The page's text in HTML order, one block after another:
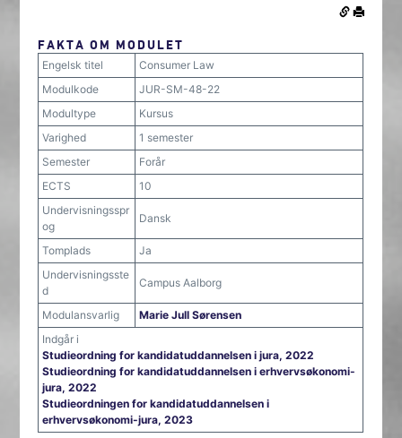
FAKTA OM MODULET
Engelsk titel
Consumer Law
Modulkode
JUR-SM-48-22
Modultype
Kursus
Varighed
1 semester
Semester
Forår
ECTS
10
Undervisningsspr
og
Dansk
Tomplads
Ja
Undervisningsste
d
Campus Aalborg
Modulansvarlig
Marie Jull Sørensen
Indgår i
Studieordning for kandidatuddannelsen i jura, 2022
Studieordning for kandidatuddannelsen i erhvervsøkonomi-
jura, 2022
Studieordningen for kandidatuddannelsen i
erhvervsøkonomi-jura, 2023